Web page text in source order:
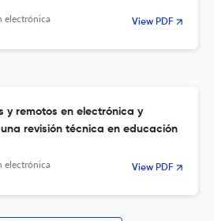
electrónica View PDF
y remotos en electrónica y
revisión técnica en educación
electrónica View PDF